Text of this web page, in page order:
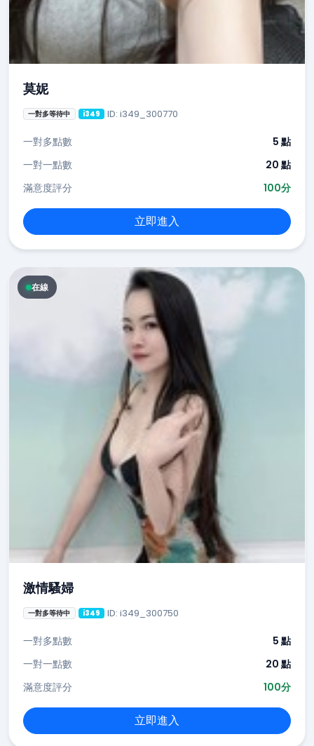
莫妮
一對多等待中 i349 ID: i349_300770
一對多點數
5 點
一對一點數
20 點
滿意度評分
100分
立即進入
在線
激情騷婦
一對多等待中 i349 ID: i349_300750
一對多點數
5 點
一對一點數
20 點
滿意度評分
100分
立即進入